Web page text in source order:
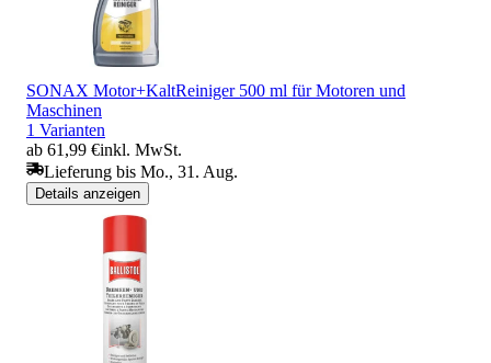
SONAX Motor+KaltReiniger 500 ml für Motoren und
Maschinen
1 Varianten
ab 61,99 €inkl. MwSt.
Lieferung bis Mo., 31. Aug.
Details anzeigen